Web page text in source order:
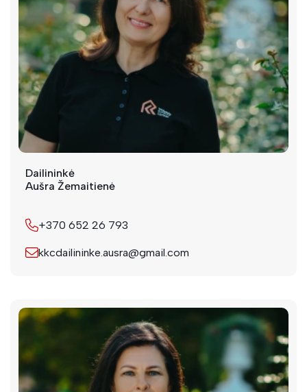
Dailininkė
Aušra Žemaitienė
+370 652 26 793
kkcdailininke.ausra@gmail.com